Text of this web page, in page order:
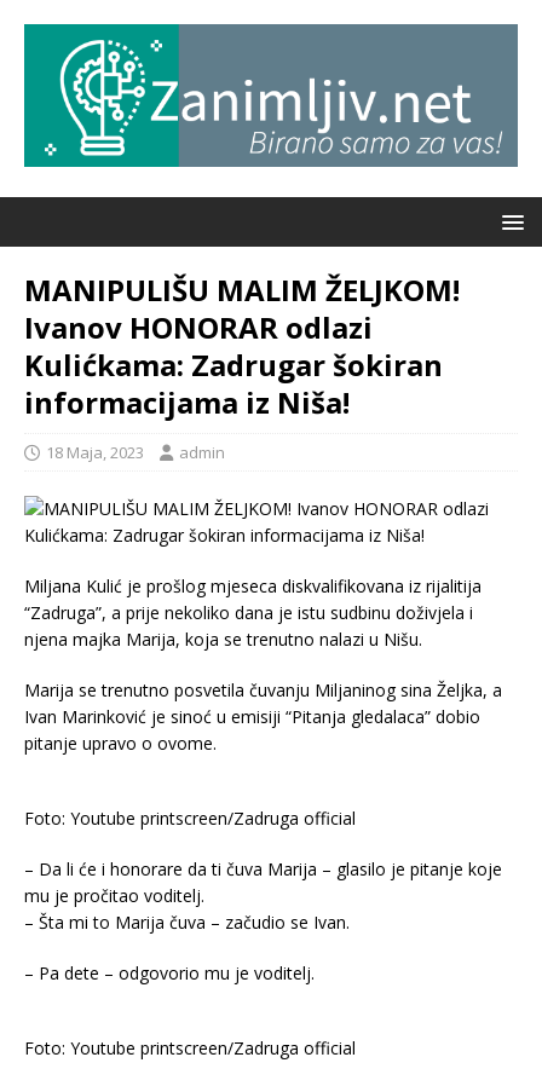
MANIPULIŠU MALIM ŽELJKOM!
Ivanov HONORAR odlazi
Kulićkama: Zadrugar šokiran
informacijama iz Niša!
18 Maja, 2023 admin
Miljana Kulić je prošlog mjeseca diskvalifikovana iz rijalitija
“Zadruga”, a prije nekoliko dana je istu sudbinu doživjela i
njena majka Marija, koja se trenutno nalazi u Nišu.
Marija se trenutno posvetila čuvanju Miljaninog sina Željka, a
Ivan Marinković je sinoć u emisiji “Pitanja gledalaca” dobio
pitanje upravo o ovome.
Foto: Youtube printscreen/Zadruga official
– Da li će i honorare da ti čuva Marija – glasilo je pitanje koje
mu je pročitao voditelj.
– Šta mi to Marija čuva – začudio se Ivan.
– Pa dete – odgovorio mu je voditelj.
Foto: Youtube printscreen/Zadruga official